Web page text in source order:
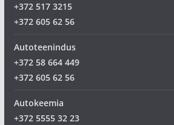
+372 517 3215
+372 605 62 56
Autoteenindus
+372 58 664 449
+372 605 62 56
Autokeemia
+372 5555 32 23